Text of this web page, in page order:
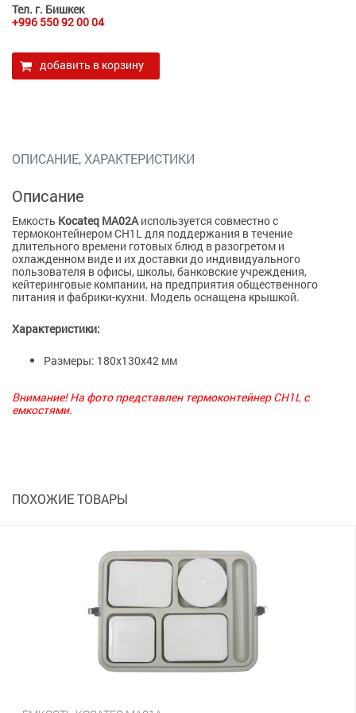
Тел. г. Бишкек
+996 550 92 00 04
добавить в корзину
ОПИСАНИЕ, ХАРАКТЕРИСТИКИ
Описание
Емкость Kocateq MA02Aиспользуется совместно с
термоконтейнером CH1L для поддержания в течение
длительного времени готовых блюд в разогретом и
охлажденном виде и их доставки до индивидуального
пользователя в офисы, школы, банковские учреждения,
кейтеринговые компании, на предприятия общественного
питания и фабрики-кухни. Модель оснащена крышкой.
Характеристики:
Размеры: 180x130x42 мм
Внимание! На фото представлен термоконтейнер СН1L с
емкостями.
ПОХОЖИЕ ТОВАРЫ